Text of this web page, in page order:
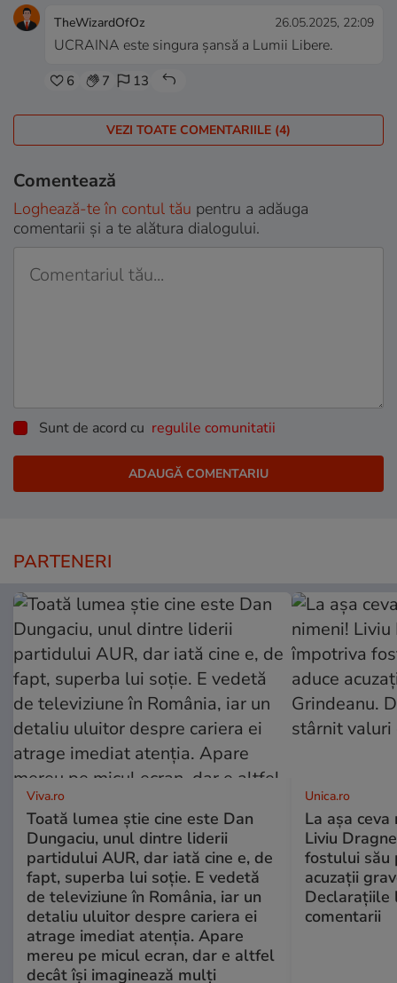
TheWizardOfOz 26.05.2025, 22:09
UCRAINA este singura șansă a Lumii Libere.
6 7 13
VEZI TOATE COMENTARIILE (4)
Comentează
Loghează-te în contul tău pentru a adăuga
comentarii și a te alătura dialogului.
Sunt de acord cu regulile comunitatii
PARTENERI
Viva.ro
Toată lumea știe cine este Dan
Dungaciu, unul dintre liderii
partidului AUR, dar iată cine e, de
fapt, superba lui soție. E vedetă
de televiziune în România, iar un
detaliu uluitor despre cariera ei
atrage imediat atenția. Apare
mereu pe micul ecran, dar e altfel
decât își imaginează mulți
Unica.ro
La așa
Liviu
fostului său
acuzații
Declarațiile
comentarii